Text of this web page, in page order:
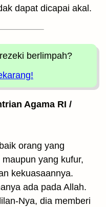
dapat dicapai akal.
berlimpah?
Agama RI /
orang yang
yang kufur,
kekuasaannya.
ada pada Allah.
Nya, dia memberi